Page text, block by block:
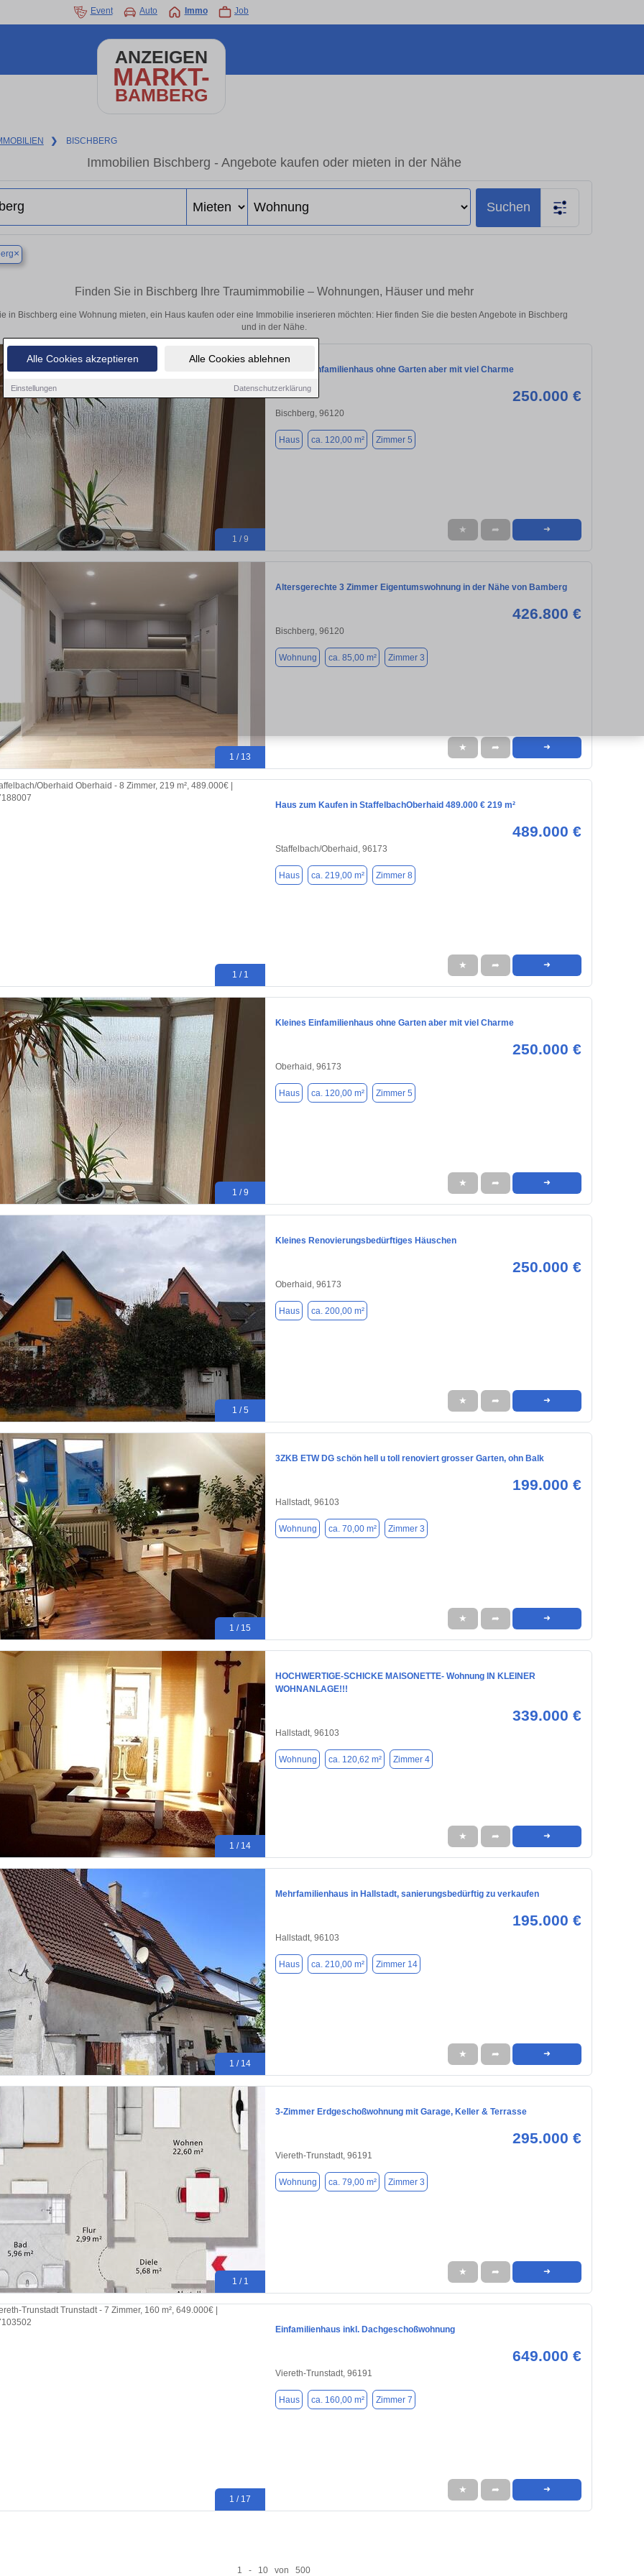
Alle Cookies akzeptieren Alle Cookies ablehnen
Einstellungen Datenschutzerklärung
Event Auto Immo Job
ANZEIGEN
MARKT-
BAMBERG
❯ BISCHBERG
Immobilien Bischberg - Angebote kaufen oder mieten in der Nähe
Suchen
×
Finden Sie in Bischberg Ihre Traumimmobilie – Wohnungen, Häuser und mehr
in Bischberg eine Wohnung mieten, ein Haus kaufen oder eine Immobilie inserieren möchten: Hier finden Sie die besten Angebote in Bischberg
und in der Nähe.
1 / 9
Kleines Einfamilienhaus ohne Garten aber mit viel Charme
250.000 €
Bischberg, 96120
Haus ca. 120,00 m² Zimmer 5
★ ➦ ➜
1 / 13
Altersgerechte 3 Zimmer Eigentumswohnung in der Nähe von Bamberg
426.800 €
Bischberg, 96120
Wohnung ca. 85,00 m² Zimmer 3
★ ➦ ➜
1 / 1
Haus zum Kaufen in StaffelbachOberhaid 489.000 € 219 m²
489.000 €
Staffelbach/Oberhaid, 96173
Haus ca. 219,00 m² Zimmer 8
★ ➦ ➜
1 / 9
Kleines Einfamilienhaus ohne Garten aber mit viel Charme
250.000 €
Oberhaid, 96173
Haus ca. 120,00 m² Zimmer 5
★ ➦ ➜
1 / 5
Kleines Renovierungsbedürftiges Häuschen
250.000 €
Oberhaid, 96173
Haus ca. 200,00 m²
★ ➦ ➜
1 / 15
3ZKB ETW DG schön hell u toll renoviert grosser Garten, ohn Balk
199.000 €
Hallstadt, 96103
Wohnung ca. 70,00 m² Zimmer 3
★ ➦ ➜
1 / 14
HOCHWERTIGE-SCHICKE MAISONETTE- Wohnung IN KLEINER
WOHNANLAGE!!!
339.000 €
Hallstadt, 96103
Wohnung ca. 120,62 m² Zimmer 4
★ ➦ ➜
1 / 14
Mehrfamilienhaus in Hallstadt, sanierungsbedürftig zu verkaufen
195.000 €
Hallstadt, 96103
Haus ca. 210,00 m² Zimmer 14
★ ➦ ➜
1 / 1
3-Zimmer Erdgeschoßwohnung mit Garage, Keller & Terrasse
295.000 €
Viereth-Trunstadt, 96191
Wohnung ca. 79,00 m² Zimmer 3
★ ➦ ➜
1 / 17
Einfamilienhaus inkl. Dachgeschoßwohnung
649.000 €
Viereth-Trunstadt, 96191
Haus ca. 160,00 m² Zimmer 7
★ ➦ ➜
1 - 10 von 500